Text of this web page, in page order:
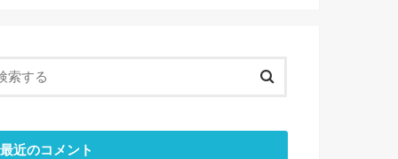
最近のコメント